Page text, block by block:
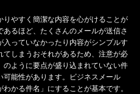
りやすく簡潔な内容を心がけることが
るほど、たくさんのメールが送信さ
っていなかったり内容がシンプルす
てしまうおそれがあるため、注意が必
ように要点が盛り込まれていない件
能性があります。ビジネスメール
かる件名」にすることが基本です。